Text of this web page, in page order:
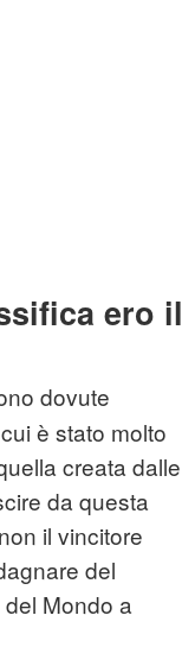
ero il
dovute
è stato molto
creata dalle
da questa
il vincitore
del
Mondo a